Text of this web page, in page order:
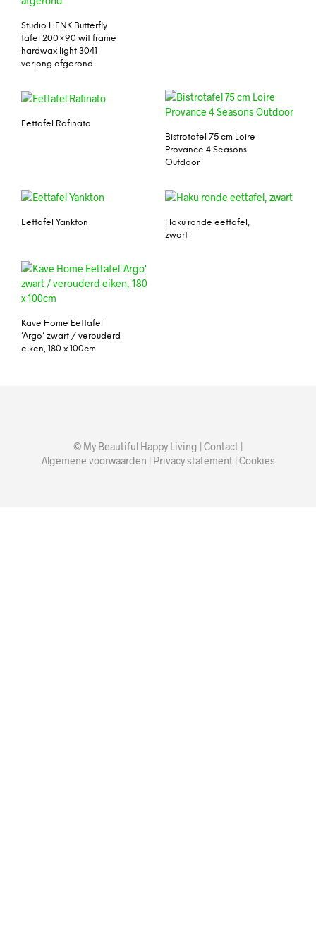
Studio HENK Butterfly
tafel 200×90 wit frame
hardwax light 3041
verjong afgerond
Eettafel Rafinato
Bistrotafel 75 cm Loire
Provance 4 Seasons
Outdoor
Eettafel Yankton
Haku ronde eettafel,
zwart
Kave Home Eettafel
‘Argo’ zwart / verouderd
eiken, 180 x 100cm
© My Beautiful Happy Living | Contact |
Algemene voorwaarden | Privacy statement| Cookies